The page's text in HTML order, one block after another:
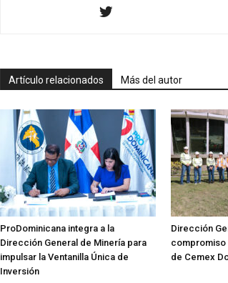
Artículo relacionados Más del autor
ProDominicana integra a la
Dirección General de Minería para
impulsar la Ventanilla Única de
Inversión
Dirección
compromiso
de Cemex